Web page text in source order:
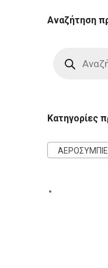
Αναζήτηση
search
Κατηγορίες